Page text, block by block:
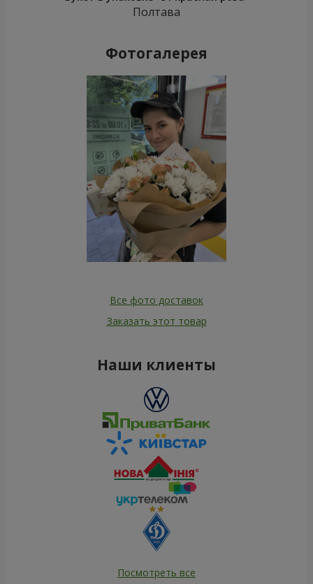
Полтава
Фотогалерея
Все фото доставок
Заказать этот товар
Наши клиенты
Посмотреть все